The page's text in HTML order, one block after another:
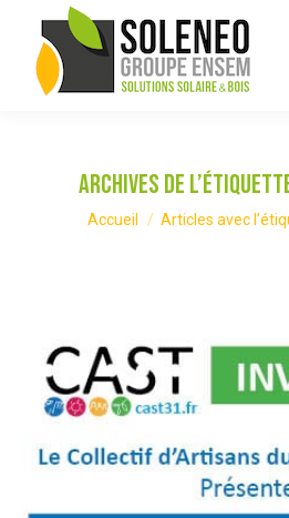
Archives de
Vous êtes ici :
Accueil Articles avec